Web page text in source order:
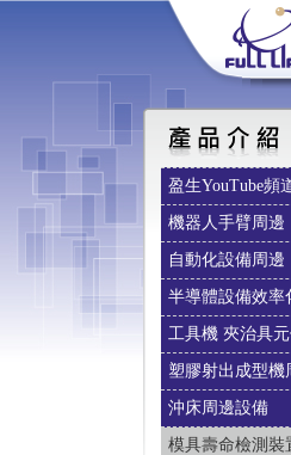
盈生YouTube頻
機器人手臂周邊
自動化設備周邊
半導體設備效率
工具機 夾治具
塑膠射出成型機
沖床周邊設備
模具壽命檢測裝